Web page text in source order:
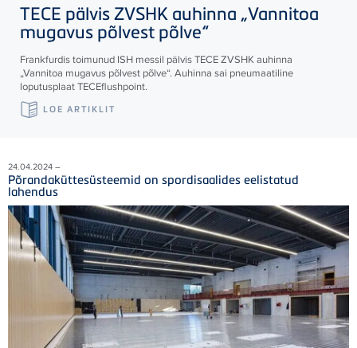
TECE pälvis ZVSHK auhinna „Vannitoa
mugavus põlvest põlve“
Frankfurdis toimunud ISH messil pälvisTECEZVSHK auhinna
„Vannitoa mugavus põlvest põlve“. Auhinna sai pneumaatiline
loputusplaatTECEflushpoint.
LOE ARTIKLIT
24.04.2024 –
Põrandaküttesüsteemid on spordisaalides eelistatud
lahendus